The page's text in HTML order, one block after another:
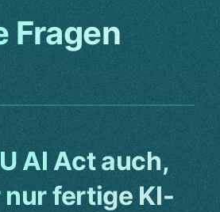
Fragen
AI Act auch,
fertige KI-